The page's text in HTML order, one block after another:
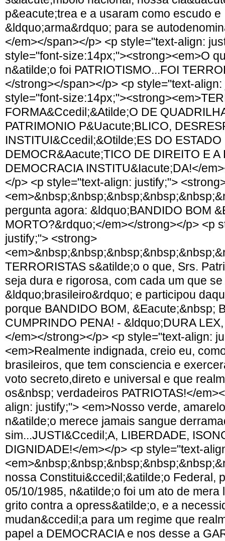
p&eacute;trea e a usaram como escudo e
&ldquo;arma&rdquo; para se
</em></span></p> <p style="text-align:
style="font-size:14px;"><strong><em>O
n&atilde;o foi PATRIOTISMO...FOI
</strong></span></p> <p style="text-
style="font-
FORMA&Ccedil;&Atilde;O DE
PATRIMONIO P&Uacute;BLICO,
INSTITUI&Ccedil;&Otilde;ES DO ESTADO
DEMOCR&Aacute;TICO DE DIREITO E A
DEMOCRACIA INSTITU&Iacute;DA!</
</p> <p style="text-align: justify;">
pergunta agora: &ldquo;BANDIDO BOM
MORTO?&rdquo;</em></strong></p> <p
justify;"> <strong>
TERRORISTAS s&atilde;o o que, Srs.
seja dura e rigorosa, com cada um que se
&ldquo;brasileiro&rdquo; e participou
porque BANDIDO BOM, &Eacute;&nbsp;
CUMPRINDO PENA! - &ldquo;DURA
</em></strong></p> <p style="text-align:
<em>Realmente indignada, creio eu,
brasileiros, que tem consciencia e
voto secreto,direto e universal e que
os&nbsp; verdadeiros PATRIOTAS!</
align: justify;"> <em>Nosso verde,
n&atilde;o merece jamais sangue
sim...JUSTI&Ccedil;A, LIBERDADE,
DIGNIDADE!</em></p> <p style="text-
nossa Constitui&ccedil;&atilde;o Federal,
05/10/1985, n&atilde;o foi um ato de mera
grito contra a opress&atilde;o, e a
mudan&ccedil;a para um regime que
papel a DEMOCRACIA e nos desse a